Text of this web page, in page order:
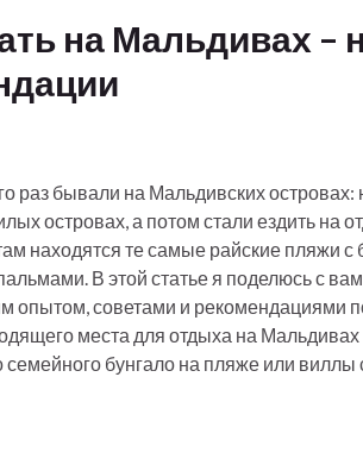
на Мальдивах –
раз бывали на Мальдивских островах:
островах, а потом стали ездить на
находятся те самые райские пляжи
В этой статье я поделюсь с
опытом, советами и рекомендациями
места для отдыха на Мальдивах
семейного бунгало на пляже или